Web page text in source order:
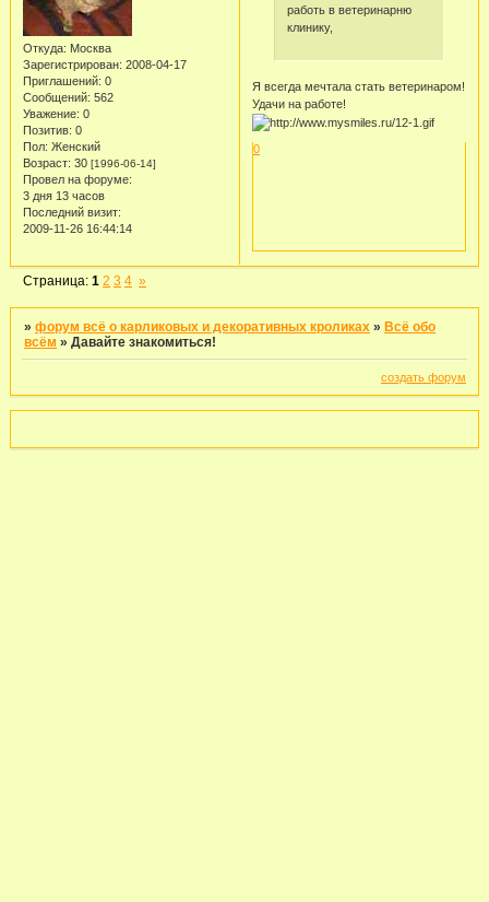
Откуда: Москва
Зарегистрирован: 2008-04-17
Приглашений: 0
Сообщений: 562
Уважение: 0
Позитив: 0
Пол: Женский
Возраст: 30 [1996-06-14]
Провел на форуме:
3 дня 13 часов
Последний визит:
2009-11-26 16:44:14
работь в ветеринарню
клинику,
Я всегда мечтала стать ветеринаром!
Удачи на работе!
0
Страница:1 2 3 4 »
»форум всё о карликовых и декоративных кроликах » Всё обо
всём »Давайте знакомиться!
создать форум